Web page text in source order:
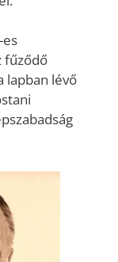
fűződő
lapban lévő